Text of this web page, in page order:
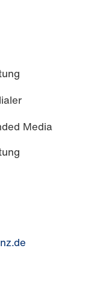
Media